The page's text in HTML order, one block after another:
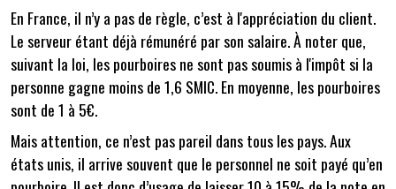
En France, il n’y a pas de règle, c’est à l'appréciation du client.
Le serveur étant déjà rémunéré par son salaire. À noter que,
suivant la loi, les pourboires ne sont pas soumis à l'impôt si la
personne gagne moins de 1,6 SMIC. En moyenne, les pourboires
sont de 1 à 5€.
Mais attention, ce n’est pas pareil dans tous les pays. Aux
états unis, il arrive souvent que le personnel ne soit payé qu’en